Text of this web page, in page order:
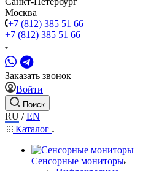
Москва
+7 (812) 385 51 66
+7 (812) 385 51 66
Заказать звонок
Войти
Поиск
RU /EN
Каталог
Сенсорные мониторы